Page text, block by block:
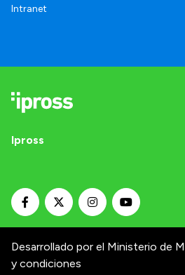
Intranet
Ipross
Desarrollado por el Ministerio de
y condiciones